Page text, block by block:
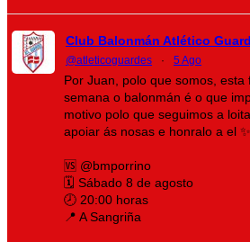
Club Balonmán Atlético
@atleticoguardes · 5 Ago
Por Juan, polo que somos, esta
semana o balonmán é o que
motivo polo que seguimos a
apoiar ás nosas e honralo a el ✨
🆚 @bmporrino
🗓️ Sábado 8 de agosto
🕗 20:00 horas
📍 A Sangriña